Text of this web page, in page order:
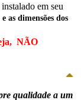
em seu
as dimensões dos
NÃO
qualidade a um